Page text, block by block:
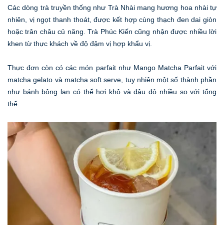
Các dòng trà truyền thống như Trà Nhài mang hương hoa nhài tự
nhiên, vị ngọt thanh thoát, được kết hợp cùng thạch đen dai giòn
hoặc trân châu củ năng. Trà Phúc Kiến cũng nhận được nhiều lời
khen từ thực khách về độ đậm vị hợp khẩu vị.
Thực đơn còn có các món parfait như Mango Matcha Parfait với
matcha gelato và matcha soft serve, tuy nhiên một số thành phần
như bánh bông lan có thể hơi khô và đậu đỏ nhiều so với tổng
thể.